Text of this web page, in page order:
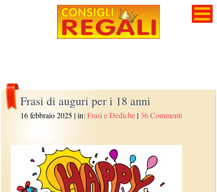
Frasi di auguri per i 18 anni
16 febbraio 2025 | in:Frasi e Dediche | 36 Commenti